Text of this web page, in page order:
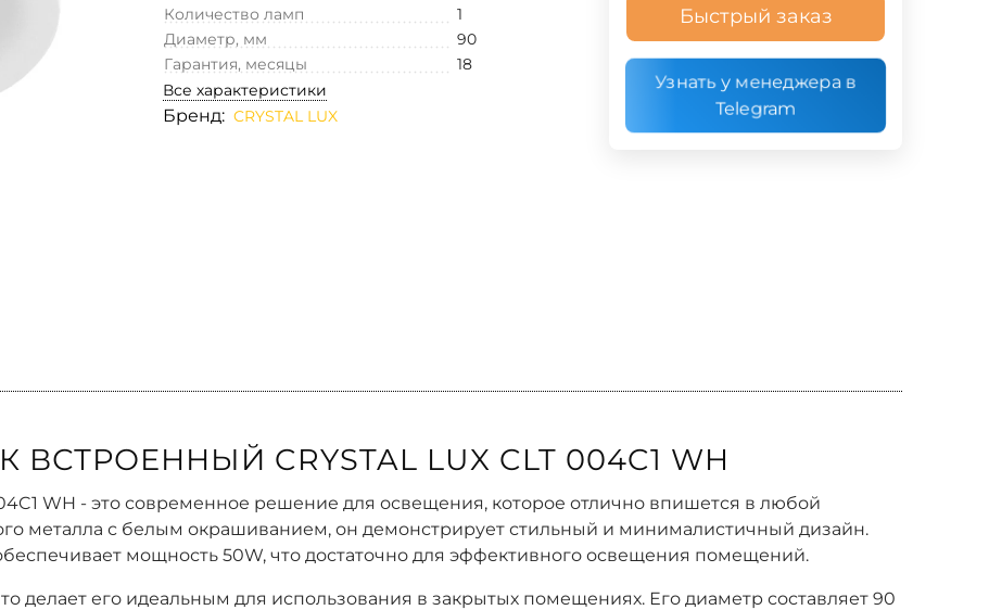
Количество ламп
1
Диаметр, мм
90
Гарантия, месяцы
18
Все характеристики
Бренд: CRYSTAL LUX
Быстрый заказ
Узнать у менеджера в
Telegram
CRYSTAL LUX CLT 004C1 WH
WH - это современное решение для освещения, которое отлично впишется в любой
металла с белым окрашиванием, он демонстрирует стильный и минималистичный дизайн.
мощность 50W, что достаточно для эффективного освещения помещений.
делает его идеальным для использования в закрытых помещениях. Его диаметр составляет 90